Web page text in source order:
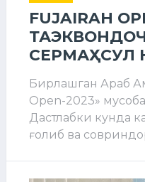
FUJAIRAH
СЕРМАҲСУЛ
Бирлашган Араб
Open-2023»
Дастлабки кунда
ғолиб ва